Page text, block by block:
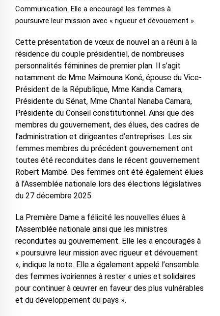
Communication. Elle a encouragé les femmes à
poursuivre leur mission avec « rigueur et dévouement ».
Cette présentation de vœux de nouvel an a réuni à la
résidence du couple présidentiel, de nombreuses
personnalités féminines de premier plan. Il s’agit
notamment de Mme Maimouna Koné, épouse du Vice-
Président de la République, Mme Kandia Camara,
Présidente du Sénat, Mme Chantal Nanaba Camara,
Présidente du Conseil constitutionnel. Ainsi que des
membres du gouvernement, des élues, des cadres de
l’administration et dirigeantes d’entreprises. Les six
femmes membres du précédent gouvernement ont
toutes été reconduites dans le récent gouvernement
Robert Mambé. Des femmes ont été également élues
à l’Assemblée nationale lors des élections législatives
du 27 décembre 2025.
La Première Dame a félicité les nouvelles élues à
l’Assemblée nationale ainsi que les ministres
reconduites au gouvernement. Elle les a encouragés à
« poursuivre leur mission avec rigueur et dévouement
», indique la note. Elle a également appelé l’ensemble
des femmes ivoiriennes à rester « unies et solidaires
pour continuer à œuvrer en faveur des plus vulnérables
et du développement du pays ».